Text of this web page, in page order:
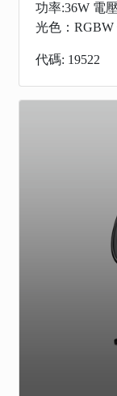
功率:36W 電
光色：RGBW
代碼: 19522